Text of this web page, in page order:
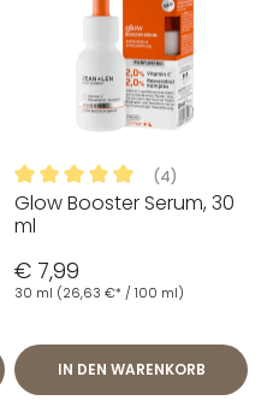
von 5 von 5 Sternen
Durchschnittliche
(4)
Glow Booster Serum, 30
ml
€ 7,99
30 ml (26,63 €* / 100 ml)
IN DEN WARENKORB